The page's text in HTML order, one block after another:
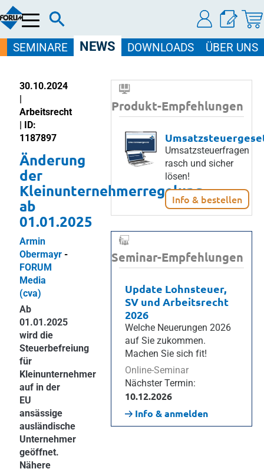
Menü
SEMINARE NEWS DOWNLOADS ÜBER UNS
30.10.2024
|
Arbeitsrecht
| ID:
1187897
Änderung
der
Kleinunternehmerregelung
ab
01.01.2025
Armin
Obermayr -
FORUM
Media
(cva)
Ab
01.01.2025
wird die
Steuerbefreiung
für
Kleinunternehmer
auf in der
EU
ansässige
ausländische
Unternehmer
geöffnet.
Nähere
Produkt-Empfehlungen
Umsatzsteuerfragen
rasch und sicher
lösen!
Info & bestellen
Seminar-Empfehlungen
Update Lohnsteuer,
SV und Arbeitsrecht
2026
Welche Neuerungen 2026
auf Sie zukommen.
Machen Sie sich fit!
Online-Seminar
Nächster Termin:
10.12.2026
Info & anmelden